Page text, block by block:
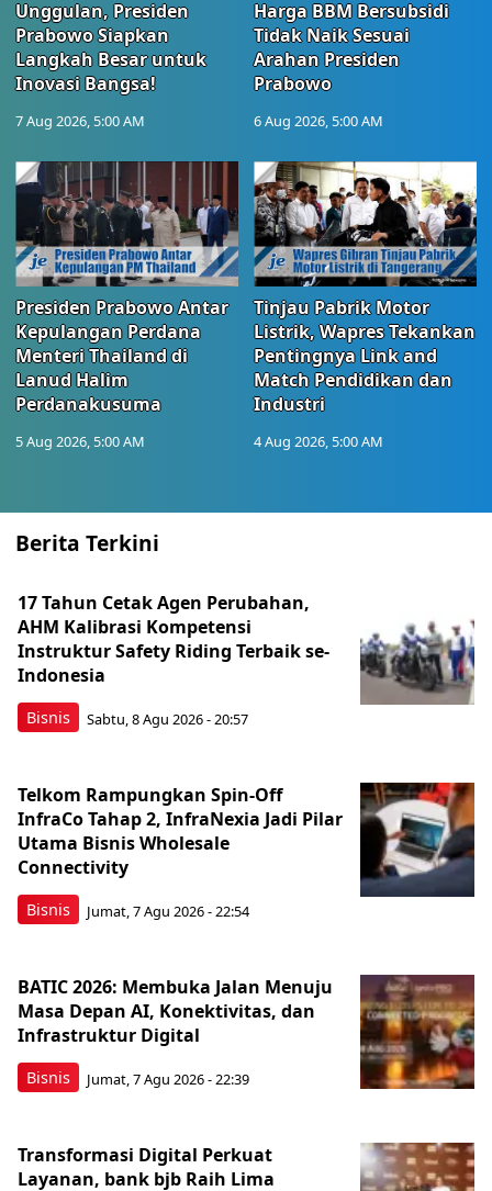
Unggulan, Presiden
Prabowo Siapkan
Langkah Besar untuk
Inovasi Bangsa!
7 Aug 2026, 5:00 AM
Harga BBM Bersubsidi
Tidak Naik Sesuai
Arahan Presiden
Prabowo
6 Aug 2026, 5:00 AM
Presiden Prabowo Antar
Kepulangan Perdana
Menteri Thailand di
Lanud Halim
Perdanakusuma
5 Aug 2026, 5:00 AM
Tinjau Pabrik Motor
Listrik, Wapres Tekankan
Pentingnya Link and
Match Pendidikan dan
Industri
4 Aug 2026, 5:00 AM
Berita Terkini
Bisnis
17 Tahun Cetak Agen Perubahan,
AHM Kalibrasi Kompetensi
Instruktur Safety Riding Terbaik se-
Indonesia
Sabtu, 8 Agu 2026 - 20:57
Bisnis
Telkom Rampungkan Spin-Off
InfraCo Tahap 2, InfraNexia Jadi Pilar
Utama Bisnis Wholesale
Connectivity
Jumat, 7 Agu 2026 - 22:54
Bisnis
BATIC 2026: Membuka Jalan Menuju
Masa Depan AI, Konektivitas, dan
Infrastruktur Digital
Jumat, 7 Agu 2026 - 22:39
Transformasi Digital Perkuat
Layanan, bank bjb Raih Lima